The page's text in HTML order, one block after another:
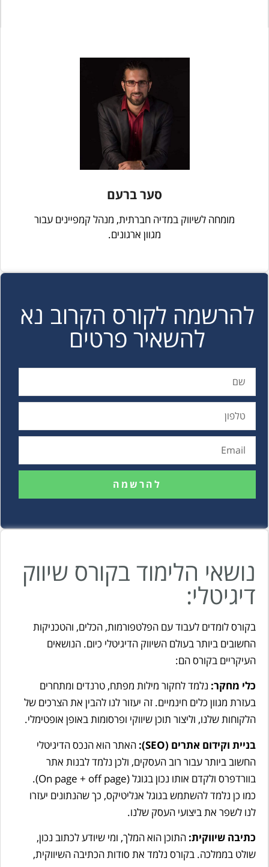
סער ברעם
מומחה לשיווק במדיה חברתית, מנהל קמפיינים עבור
מגוון ארגונים.
להרשמה לקורס הקרוב נא
להשאיר פרטים
להרשמה
נושאי הלימוד בקורס שיווק
דיגיטלי:
בקורס לומדים לעבוד עם הפלטפורמות, הכלים, והטכניקות
החשובים ביותר בעולם השיווק הדיגיטלי כיום. הנושאים
העיקריים בקורס הם:
כלי מחקר: נלמד לחקור מילות מפתח, טרנדים ומתחרים
בעזרת מגוון כלים חינמיים. זה יעזור לנו להבין את הצרכים של
הלקוחות שלנו, וליצור תוכן שיווקי ופרסומות באופן אופטימלי.
בניית וקידום אתרים (SEO):
האתר הוא הנכס הדיגיטלי
החשוב ביותר עבור רוב העסקים, ולכן נלמד לבנות אתר
בוורדפרס ולקדם אותו נכון בגוגל (On page + off page).
כמו כן נלמד להשתמש בגוגל אנליטיקס, כך שהנתונים יעזרו
לנו לשפר את ביצועי העסק שלנו.
כתיבה שיווקית: התוכן הוא המלך, ומי שיודע לכתוב נכון,
שולט בממלכה. בקורס נלמד את סודות הכתיבה השיווקית,